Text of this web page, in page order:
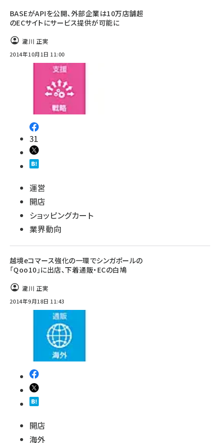
BASEがAPIを公開、外部企業は10万店舗超
のECサイトにサービス提供が可能に
瀧川 正実
2014年10月1日 11:00
31
運営
開店
ショッピングカート
業界動向
越境eコマース強化の一環でシンガポールの
「Qoo10」に出店、下着通販・ECの白鳩
瀧川 正実
2014年9月18日 11:43
開店
海外